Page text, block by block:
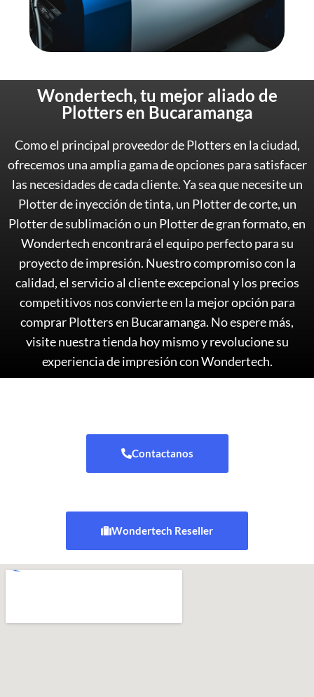
Wondertech, tu mejor aliado de
Plotters en Bucaramanga
Como el principal proveedor de Plotters en la ciudad,
ofrecemos una amplia gama de opciones para satisfacer
las necesidades de cada cliente. Ya sea que necesite un
Plotter de inyección de tinta, un Plotter de corte, un
Plotter de sublimación o un Plotter de gran formato, en
Wondertech encontrará el equipo perfecto para su
proyecto de impresión. Nuestro compromiso con la
calidad, el servicio al cliente excepcional y los precios
competitivos nos convierte en la mejor opción para
comprar Plotters en Bucaramanga. No espere más,
visite nuestra tienda hoy mismo y revolucione su
experiencia de impresión con Wondertech.
Contactanos
Wondertech Reseller